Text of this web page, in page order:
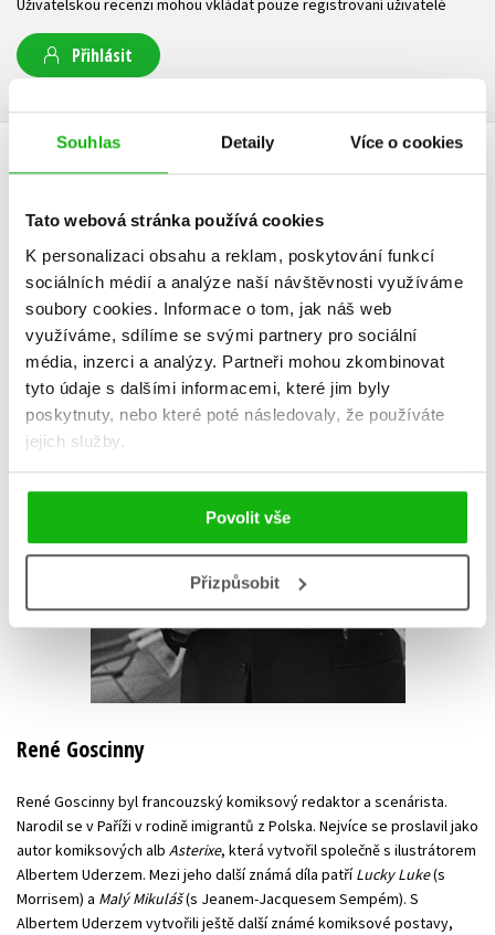
Souhlas Detaily Více o cookies
Tato webová stránka používá cookies
K personalizaci obsahu a reklam, poskytování funkcí
sociálních médií a analýze naší návštěvnosti využíváme
soubory cookies. Informace o tom, jak náš web
využíváme, sdílíme se svými partnery pro sociální
média, inzerci a analýzy. Partneři mohou zkombinovat
tyto údaje s dalšími informacemi, které jim byly
poskytnuty, nebo které poté následovaly, že používáte
jejich služby.
Povolit vše
Přizpůsobit
Uživatelskou recenzi mohou vkládat pouze registrovaní uživatelé
Přihlásit
AUTOR KNIHY
René Goscinny
René Goscinny byl francouzský komiksový redaktor a scenárista.
Narodil se v Paříži v rodině imigrantů z Polska. Nejvíce se proslavil jako
autor komiksových alb Asterixe, která vytvořil společně s ilustrátorem
Albertem Uderzem. Mezi jeho další známá díla patříLucky Luke(s
Morrisem) a Malý Mikuláš(s Jeanem-Jacquesem Sempém). S
Albertem Uderzem vytvořili ještě další známé komiksové postavy,